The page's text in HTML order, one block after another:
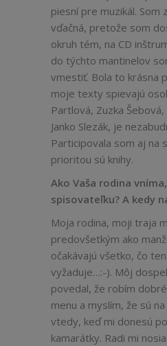
piesní pre muzikál.
vďačná, pretože som
okruh tém, na CD
do týchto mantinelov
vmestiť. Bola to krásna
moje texty spievajú
Partlová, Zuzka
Janko Slezák, je
Participovala som aj na
prioritou sú knihy.
Ako Vaša rodina
spisovateľku? A kedy
Moja rodina, moji traja
predovšetkým ako
očakávajú všetko, čo
vyžaduje…:-). Môj
povedal, že robím
menu a myslím, že sú
vtedy, keď mi donesú
kamarátky. Radi mi